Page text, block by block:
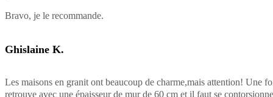
Bravo, je le recommande.
Ghislaine K.
Les maisons en granit ont beaucoup de charme,mais attention! Une
retrouve avec une épaisseur de mur de 60 cm et il faut se